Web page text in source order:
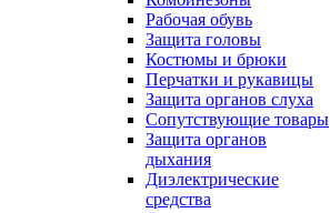
Рабочая обувь
Защита головы
Костюмы и брюки
Перчатки и рукавицы
Защита органов слуха
Сопутствующие товары
Защита органов
дыхания
Диэлектрические
средства